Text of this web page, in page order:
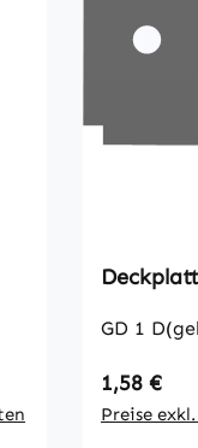
GD 1
Regulärer
1,58 €
Preise